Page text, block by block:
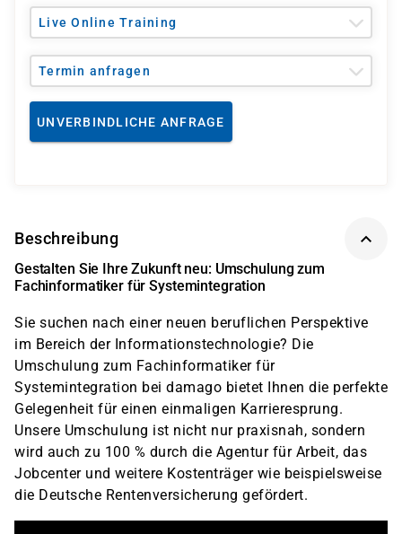
Live Online Training
Termin anfragen
UNVERBINDLICHE ANFRAGE
Beschreibung
Gestalten Sie Ihre Zukunft neu: Umschulung zum
Fachinformatiker für Systemintegration
Sie suchen nach einer neuen beruflichen Perspektive
im Bereich der Informationstechnologie? Die
Umschulung zum Fachinformatiker für
Systemintegration bei damago bietet Ihnen die perfekte
Gelegenheit für einen einmaligen Karrieresprung.
Unsere Umschulung ist nicht nur praxisnah, sondern
wird auch zu 100 % durch die Agentur für Arbeit, das
Jobcenter und weitere Kostenträger wie beispielsweise
die Deutsche Rentenversicherung gefördert.